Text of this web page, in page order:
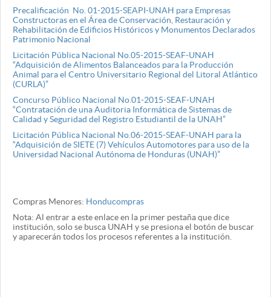
Precalificación No. 01-2015-SEAPI-UNAH para Empresas
Constructoras en el Área de Conservación, Restauración y
Rehabilitación de Edificios Históricos y Monumentos Declarados
Patrimonio Nacional
Licitación Pública Nacional No.05-2015-SEAF-UNAH
“Adquisición de Alimentos Balanceados para la Producción
Animal para el Centro Universitario Regional del Litoral Atlántico
(CURLA)”
Concurso Público Nacional No.01-2015-SEAF-UNAH
“Contratación de una Auditoria Informática de Sistemas de
Calidad y Seguridad del Registro Estudiantil de la UNAH”
Licitación Pública Nacional No.06-2015-SEAF-UNAH para la
“Adquisición de SIETE (7) Vehículos Automotores para uso de la
Universidad Nacional Autónoma de Honduras (UNAH)”
Compras Menores: Honducompras
Nota: Al entrar a este enlace en la primer pestaña que dice
institución, solo se busca UNAH y se presiona el botón de buscar
y aparecerán todos los procesos referentes a la institución.